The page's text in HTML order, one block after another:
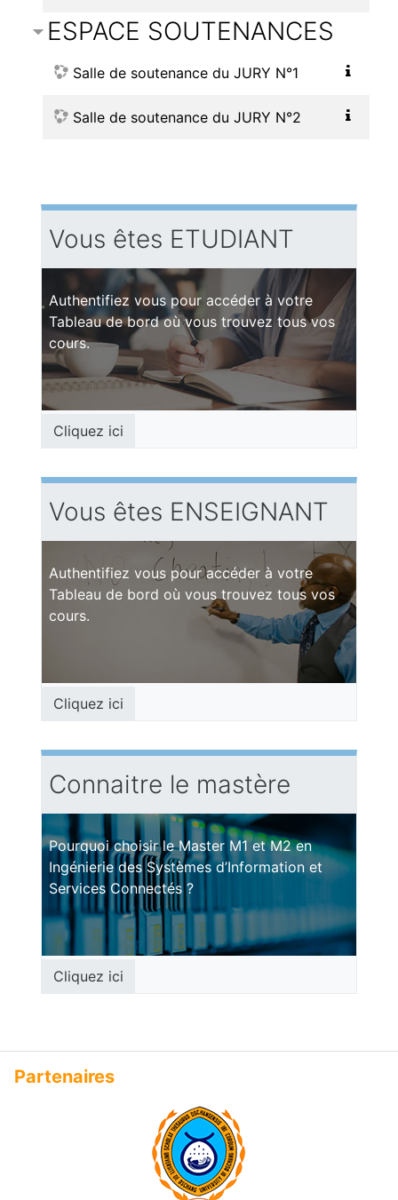
ESPACE SOUTENANCES
Salle de soutenance du JURY N°1
Salle de soutenance du JURY N°2
Vous êtes ETUDIANT
Authentifiez vous pour accéder à votre
Tableau de bord où vous trouvez tous vos
cours.
Cliquez ici
Vous êtes ENSEIGNANT
Authentifiez vous pour accéder à votre
Tableau de bord où vous trouvez tous vos
cours.
Cliquez ici
Connaitre le mastère
Pourquoi choisir le Master M1 et M2 en
Ingénierie des Systèmes d’Information et
Services Connectés ?
Cliquez ici
Partenaires